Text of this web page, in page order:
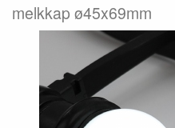
melkkap ø45x69mm